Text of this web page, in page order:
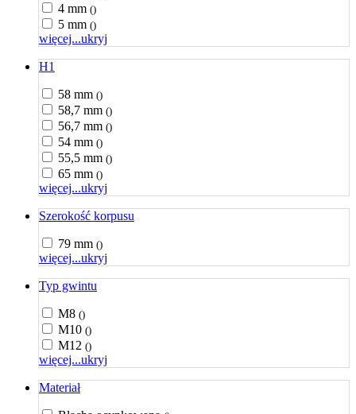
4 mm ()
5 mm ()
więcej...ukryj
H1
58 mm ()
58,7 mm ()
56,7 mm ()
54 mm ()
55,5 mm ()
65 mm ()
więcej...ukryj
Szerokość korpusu
79 mm ()
więcej...ukryj
Typ gwintu
M8 ()
M10 ()
M12 ()
więcej...ukryj
Materiał